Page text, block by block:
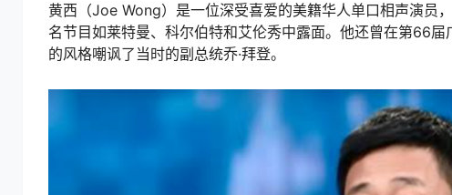
黄西（Joe Wong）是一位深受喜爱的美籍华人单口相声演员
名节目如莱特曼、科尔伯特和艾伦秀中露面。他还曾在第66
的风格嘲讽了当时的副总统乔·拜登。